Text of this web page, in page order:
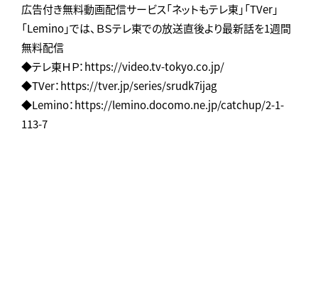
広告付き無料動画配信サービス「ネットもテレ東」「TVer」
「Lemino」では、ＢＳテレ東での放送直後より最新話を1週間
無料配信
◆テレ東ＨＰ：https://video.tv-tokyo.co.jp/
◆TVer：https://tver.jp/series/srudk7ijag
◆Lemino：https://lemino.docomo.ne.jp/catchup/2-1-
113-7